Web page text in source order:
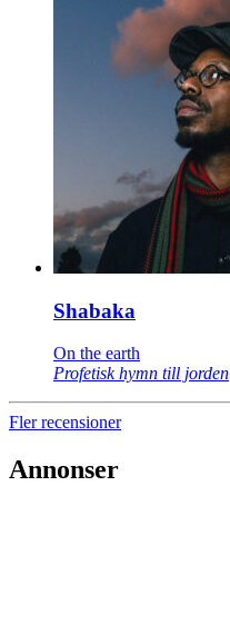
Shabaka
On the earth
Profetisk hymn till jorden
Fler recensioner
Annonser